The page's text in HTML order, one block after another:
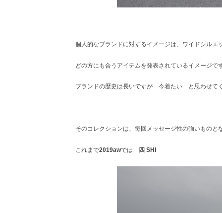
個人的なブランドに対するイメージは、ワイドシルエ
どの方にも合うアイテムを発表されているイメージで
ブランドの歴史は長いですが 今着たい と思わせて
そのコレクションは、毎回メッセージ性の強いものと
これまで2019awでは 四 SHI